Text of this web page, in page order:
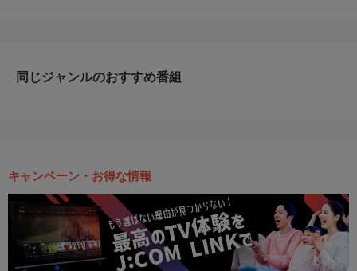
同じジャンルのおすすめ番組
キャンペーン・お得な情報